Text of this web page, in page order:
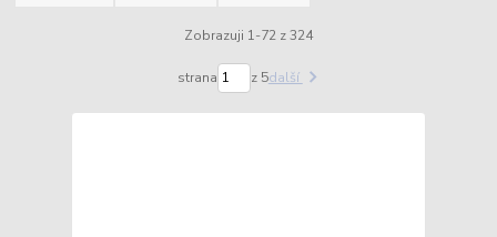
Zobrazuji 1-72 z 324
strana z 5další